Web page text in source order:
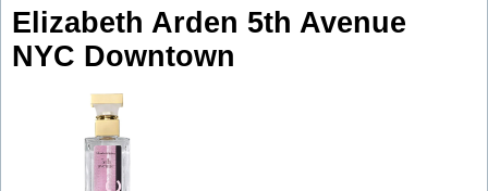
Elizabeth Arden 5th Avenue
NYC Downtown